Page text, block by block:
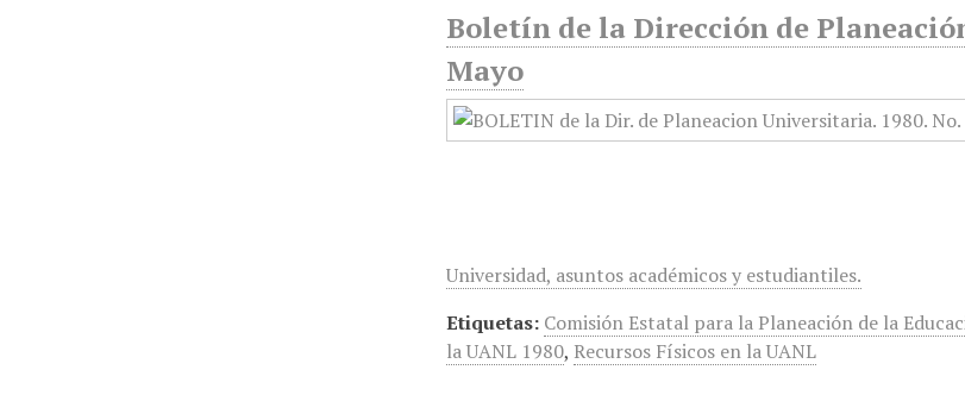
Boletín de la Dirección de
Mayo
Universidad, asuntos académicos y estudiantiles.
Etiquetas: Comisión Estatal para la Planeación de la
la UANL 1980, Recursos Físicos en la UANL